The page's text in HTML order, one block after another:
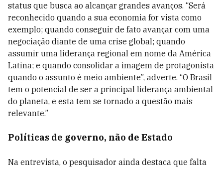
status que busca ao alcançar grandes avanços. “Será
reconhecido quando a sua economia for vista como
exemplo; quando conseguir de fato avançar com uma
negociação diante de uma crise global; quando
assumir uma liderança regional em nome da América
Latina; e quando consolidar a imagem de protagonista
quando o assunto é meio ambiente”, adverte. “O Brasil
tem o potencial de ser a principal liderança ambiental
do planeta, e esta tem se tornado a questão mais
relevante.”
Políticas de governo, não de Estado
Na entrevista, o pesquisador ainda destaca que falta